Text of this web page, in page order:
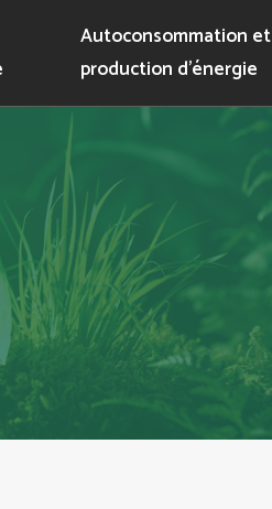
Autoconsommation et
production d’énergie